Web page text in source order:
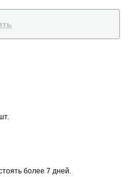
более 7 дней.